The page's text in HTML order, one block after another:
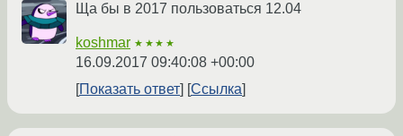
Ща бы в 2017 пользоваться 12.04
koshmar ★★★★
16.09.2017 09:40:08 +00:00
Показать ответ
Ссылка